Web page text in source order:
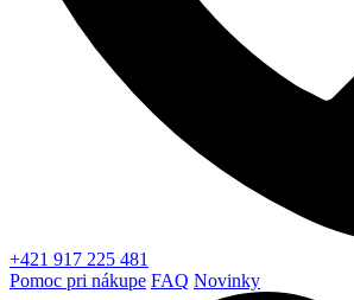
+421 917 225 481
Pomoc pri nákupe FAQ Novinky